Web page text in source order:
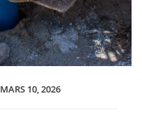
MARS 10, 2026